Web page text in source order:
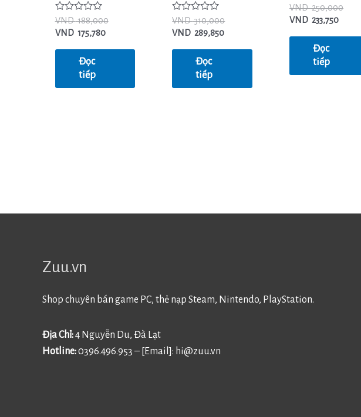
Được
xếp
hạng
VND188,000
VND 175,780
Đọc
tiếp
Được
xếp
hạng
VND310,000
VND 289,850
Đọc
tiếp
Được
xếp
hạng
VND250,000
VND 233,750
Đọc
tiếp
Zuu.vn
Shop chuyên bán game PC, thẻ nạp Steam, Nintendo, PlayStation.
Địa Chỉ:4 Nguyễn Du, Đà Lạt
Hotline:0396.496.953 – [Email]: hi@zuu.vn